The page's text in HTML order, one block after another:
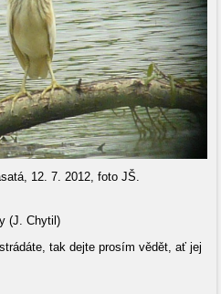
12. 7. 2012, foto JŠ.
(J. Chytil)
tak dejte prosím vědět, ať jej